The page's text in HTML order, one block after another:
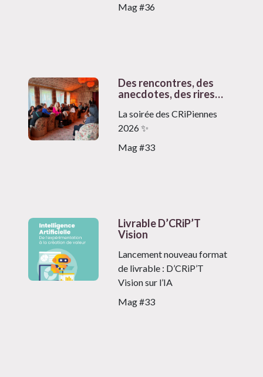
Mag #36
Des rencontres, des
anecdotes, des rires…
La soirée des CRiPiennes
2026 ✨
Mag #33
Livrable D’CRiP’T
Vision
Lancement nouveau format
de livrable : D’CRiP’T
Vision sur l’IA
Mag #33